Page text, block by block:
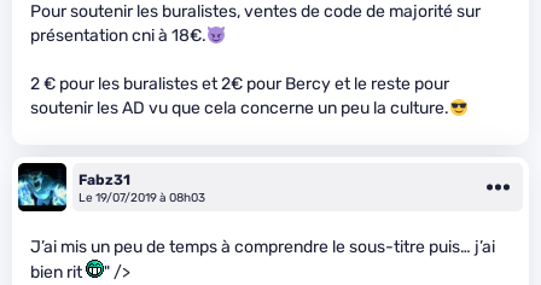
Pour soutenir les buralistes, ventes de code de majorité sur
présentation cni à 18€.
2 € pour les buralistes et 2€ pour Bercy et le reste pour
soutenir les AD vu que cela concerne un peu la culture.
Fabz31
Le 19/07/2019 à 08h03
J’ai mis un peu de temps à comprendre le sous-titre puis… j’ai
bien rit
" />